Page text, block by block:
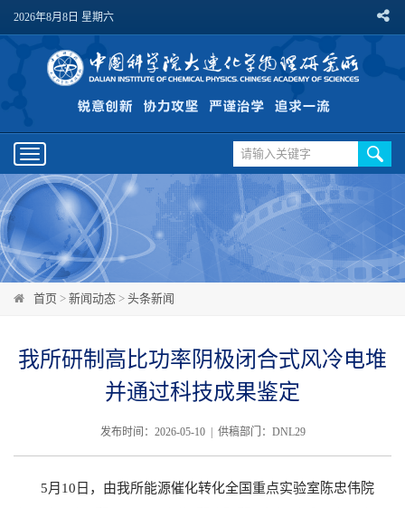
2026年8月8日 星期六
Toggle
navigation
首页 > 新闻动态 > 头条新闻
我所研制高比功率阴极闭合式风冷电堆
并通过科技成果鉴定
发布时间：2026-05-10 | 供稿部门：DNL29
5月 10 日，由我所能源催化转化全国重点实验室陈忠伟院